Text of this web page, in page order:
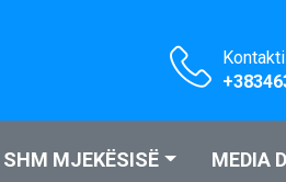
Kontakti
SHM MJEKËSISË MEDIA